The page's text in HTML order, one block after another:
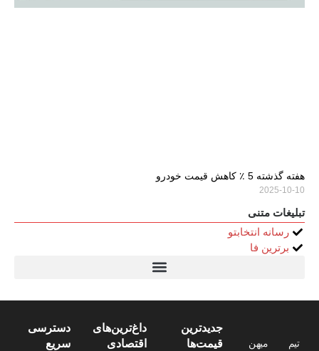
هفته گذشته 5 ٪ کاهش قیمت خودرو
2025-10-10
تبلیغات متنی
رسانه انتخابتو
برترین فا
تیم میهن
جدیدترین
قیمت‌ها
داغ‌ترین‌های
اقتصادی
دسترسی
سریع